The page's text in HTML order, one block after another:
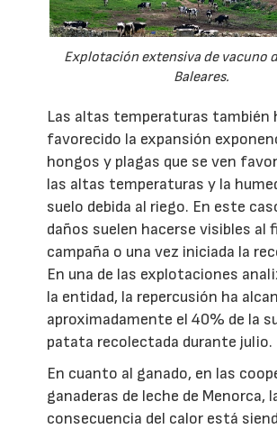
Explotación extensiva de vacuno
Baleares.
Las altas temperaturas también
favorecido la expansión
hongos y plagas que se ven
las altas temperaturas y la
suelo debida al riego. En este
daños suelen hacerse visibles al
campaña o una vez iniciada la
En una de las explotaciones
la entidad, la repercusión ha
aproximadamente el 40% de la
patata recolectada durante julio.
En cuanto al ganado, en las
ganaderas de leche de Menorca,
consecuencia del calor está